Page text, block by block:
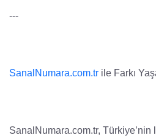
---
SanalNumara.com.tr ile Farkı
SanalNumara.com.tr, Türkiye’nin